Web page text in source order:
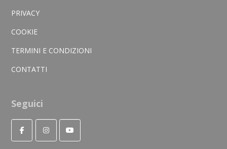
PRIVACY
COOKIE
TERMINI E CONDIZIONI
CONTATTI
Seguici